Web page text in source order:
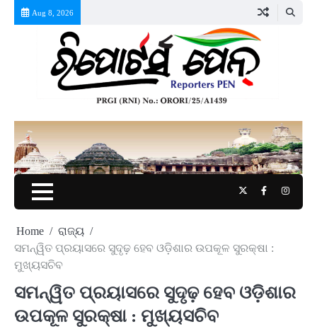
Aug 8, 2026
TwitterFacebook
Home
ରାଜ୍ୟ
ସମନ୍ୱିତ ପ୍ରୟାସରେ ସୁଦୃଢ଼ ହେବ ଓଡ଼ିଶାର ଉପକୂଳ ସୁରକ୍ଷା :
ମୁଖ୍ୟସଚିବ
ସମନ୍ୱିତ ପ୍ରୟାସରେ ସୁଦୃଢ଼ ହେବ ଓଡ଼ିଶାର
ଉପକୂଳ ସୁରକ୍ଷା : ମୁଖ୍ୟସଚିବ